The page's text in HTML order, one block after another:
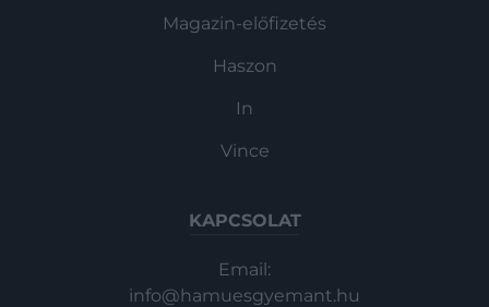
Magazin-előfizetés
Haszon
In
Vince
KAPCSOLAT
Email:
info@hamuesgyemant.hu